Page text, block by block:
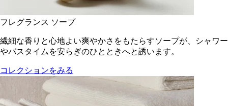
フレグランス ソープ
繊細な香りと心地よい爽やかさをもたらすソープが、シャワー
やバスタイムを安らぎのひとときへと誘います。
コレクションをみる